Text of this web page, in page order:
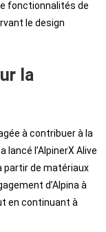
fonctionnalités de
le design
la
à contribuer à la
lancé l’AlpinerX Alive
partir de matériaux
d’Alpina à
en continuant à